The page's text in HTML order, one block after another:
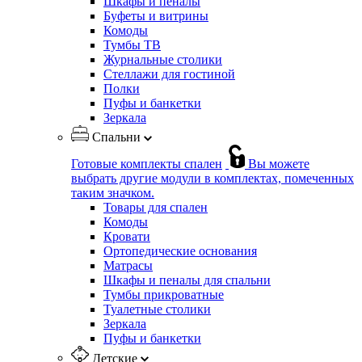
Буфеты и витрины
Комоды
Тумбы ТВ
Журнальные столики
Стеллажи для гостиной
Полки
Пуфы и банкетки
Зеркала
Спальни
Готовые комплекты спален
Вы можете
выбрать другие модули в комплектах, помеченных
таким значком.
Товары для спален
Комоды
Кровати
Ортопедические основания
Матрасы
Шкафы и пеналы для спальни
Тумбы прикроватные
Туалетные столики
Зеркала
Пуфы и банкетки
Детские